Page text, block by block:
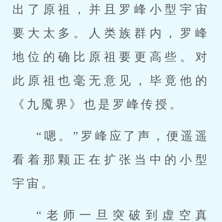
出了原祖，并且罗峰小型宇宙
要大太多。人类族群内，罗峰
地位的确比原祖要更高些。对
此原祖也毫无意见，毕竟他的
《九魇界》也是罗峰传授。
“嗯。”罗峰应了声，便遥遥
看着那颗正在扩张当中的小型
宇宙。
“老师一旦突破到虚空真